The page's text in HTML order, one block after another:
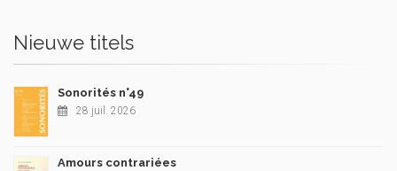
Nieuwe titels
Sonorités n°49
28 juil. 2026
Amours contrariées